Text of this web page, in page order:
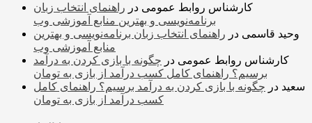
کارشناس روابط عمومی در راهنمای انتخاب زبان
برنامه‌نویسی و بهترین منابع آموزشی وب
وحید قاسمی در راهنمای انتخاب زبان برنامه‌نویسی و بهترین
منابع آموزشی وب
کارشناس روابط عمومی در چگونه با بازی کردن به درآمد
برسیم؟ راهنمای کامل کسب درآمد از بازی به تومان
سعید در چگونه با بازی کردن به درآمد برسیم؟ راهنمای کامل
کسب درآمد از بازی به تومان